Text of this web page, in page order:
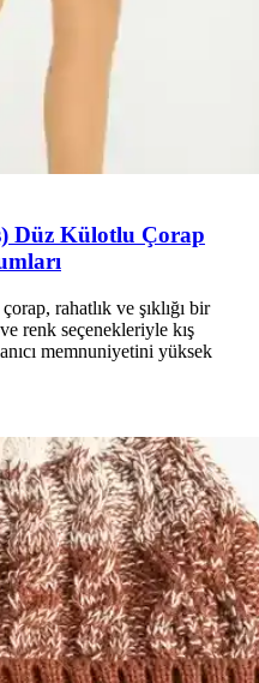
Düz Külotlu Çorap
rahatlık ve şıklığı bir
ve renk seçenekleriyle kış
memnuniyetini yüksek